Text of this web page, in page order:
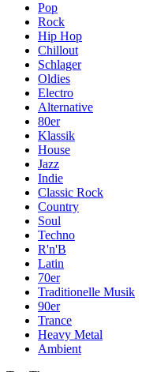
Pop
Rock
Hip Hop
Chillout
Schlager
Oldies
Electro
Alternative
80er
Klassik
House
Jazz
Indie
Classic Rock
Country
Soul
Techno
R'n'B
Latin
70er
Traditionelle Musik
90er
Trance
Heavy Metal
Ambient